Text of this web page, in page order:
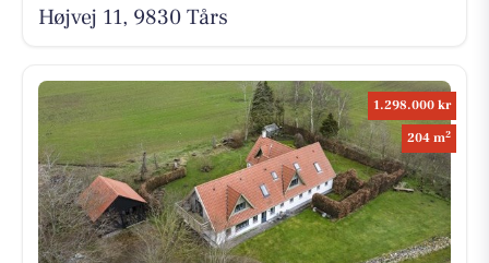
Højvej 11, 9830 Tårs
1.298.000 kr
204 m2